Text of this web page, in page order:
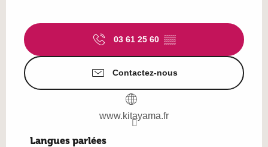
03 61 25 60 ▒▒
Contactez-nous
www.kitayama.fr
Langues parlées
Langues parlées